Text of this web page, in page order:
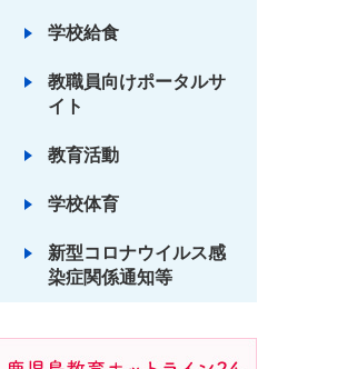
学校給食
教職員向けポータルサ
イト
教育活動
学校体育
新型コロナウイルス感
染症関係通知等
鹿児島教育ホットライン24